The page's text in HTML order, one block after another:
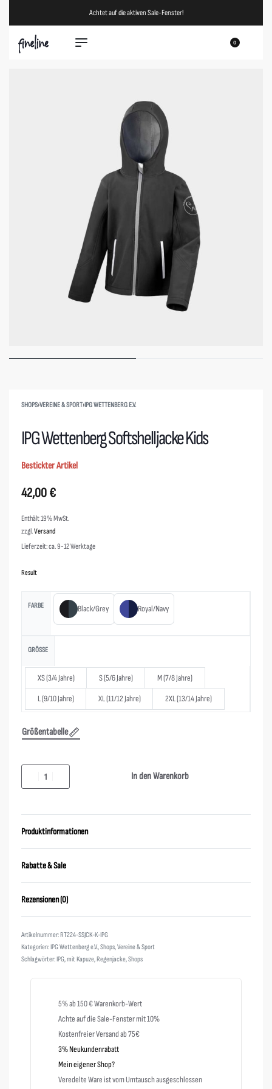
Achtet auf die aktiven Sale-Fenster!
0
SHOPS›VEREINE & SPORT›IPG WETTENBERG E.V.
IPG Wettenberg Softshelljacke Kids
Bestickter Artikel
42,00€
Enthält 19% MwSt.
zzgl.Versand
Lieferzeit: ca. 9-12 Werktage
Result
FARBE Black/Grey Royal/Navy
GRÖSSE
XS (3/4 Jahre) S (5/6 Jahre)
M (7/8 Jahre)
L (9/10 Jahre)
XL (11/12 Jahre) 2XL (13/14 Jahre)
Größentabelle
In den Warenkorb
Produktinformationen
Rabatte & Sale
Rezensionen (0)
RT224-SSJCK-K-IPG
Kategorien:IPG Wettenberg e.V.,Shops,Vereine & Sport
Schlagwörter:IPG,mit Kapuze,Regenjacke,Shops
5% ab 150 € Warenkorb-Wert
Achte auf die Sale-Fenster mit 10%
Kostenfreier Versand ab 75€
3% Neukundenrabatt
Mein eigener Shop?
Veredelte Ware ist vom Umtausch ausgeschlossen